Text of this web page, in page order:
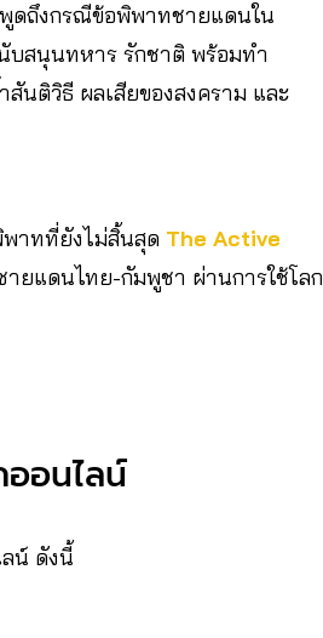
พูดถึงกรณีข้อพิพาทชายแดนใน
บสนุนทหาร รักชาติ พร้อมทำ
นติวิธี ผลเสียของสงคราม และ
าทที่ยังไม่สิ้นสุด The Active
ยแดนไทย-กัมพูชา ผ่านการใช้โลก
อนไลน์
น์ ดังนี้